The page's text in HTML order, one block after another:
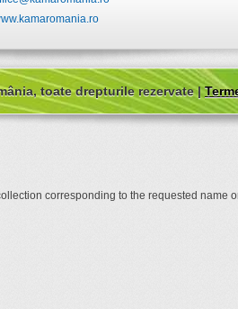
toate drepturile rezervate |
corresponding to the requested name